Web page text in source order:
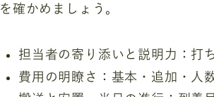
を確かめましょう。
担当者の寄り添いと説明力：打
費用の明瞭さ：基本・追加・人